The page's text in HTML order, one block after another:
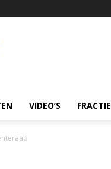
VIDEO’S FRACTIE